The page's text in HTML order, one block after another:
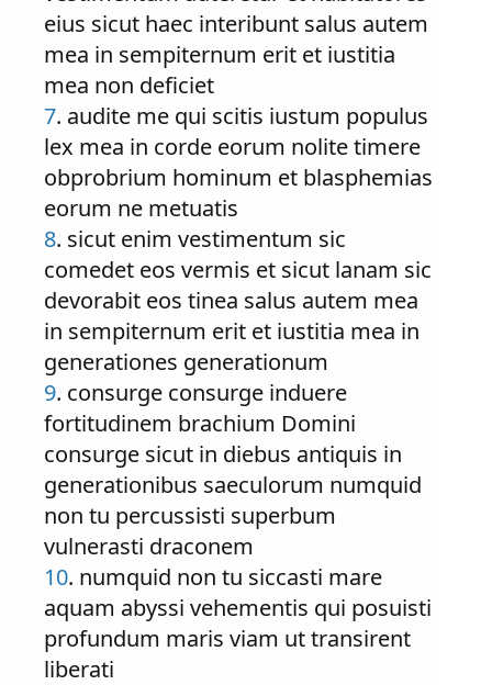
eius sicut haec interibunt salus autem
mea in sempiternum erit et iustitia
mea non deficiet
7. audite me qui scitis iustum populus
lex mea in corde eorum nolite timere
obprobrium hominum et blasphemias
eorum ne metuatis
8. sicut enim vestimentum sic
comedet eos vermis et sicut lanam sic
devorabit eos tinea salus autem mea
in sempiternum erit et iustitia mea in
generationes generationum
9. consurge consurge induere
fortitudinem brachium Domini
consurge sicut in diebus antiquis in
generationibus saeculorum numquid
non tu percussisti superbum
vulnerasti draconem
10. numquid non tu siccasti mare
aquam abyssi vehementis qui posuisti
profundum maris viam ut transirent
liberati